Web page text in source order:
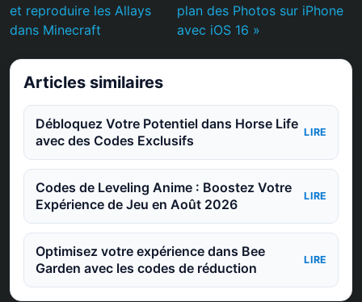
et reproduire les Allays
dans Minecraft
plan des Photos sur iPhone
avec iOS 16 »
Articles similaires
Débloquez Votre Potentiel dans Horse Life
avec des Codes Exclusifs
LIRE
Codes de Leveling Anime : Boostez Votre
Expérience de Jeu en Août 2026
LIRE
Optimisez votre expérience dans Bee
Garden avec les codes de réduction
LIRE